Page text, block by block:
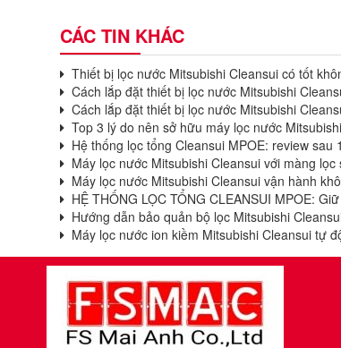
CÁC TIN KHÁC
Thiết bị lọc nước Mitsubishi Cleansui có tốt
Cách lắp đặt thiết bị lọc nước Mitsubishi
Cách lắp đặt thiết bị lọc nước Mitsubishi
Top 3 lý do nên sở hữu máy lọc nước
Hệ thống lọc tổng Cleansui MPOE: review sau
Máy lọc nước Mitsubishi Cleansui với màng lọc
Máy lọc nước Mitsubishi Cleansui vận hành
HỆ THỐNG LỌC TỔNG CLEANSUI MPOE:
Hướng dẫn bảo quản bộ lọc Mitsubishi
Máy lọc nước ion kiềm Mitsubishi Cleansui tự